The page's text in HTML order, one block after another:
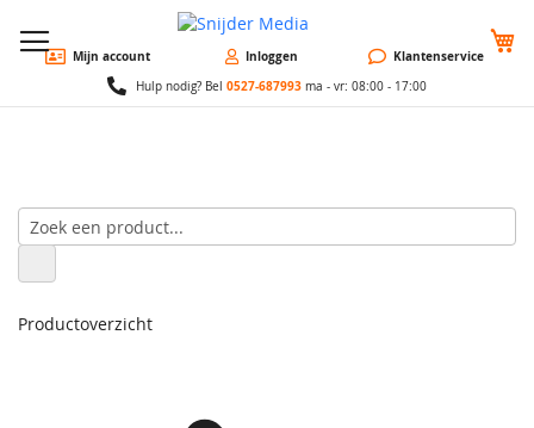
Mijn account Inloggen Klantenservice
Hulp nodig? Bel 0527-687993 ma - vr: 08:00 - 17:00
Productoverzicht